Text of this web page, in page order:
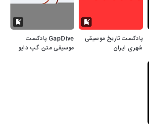
پادکست تاریخ موسیقی
شهری ایران
GapDive پادکست
موسیقی متن گپ دایو